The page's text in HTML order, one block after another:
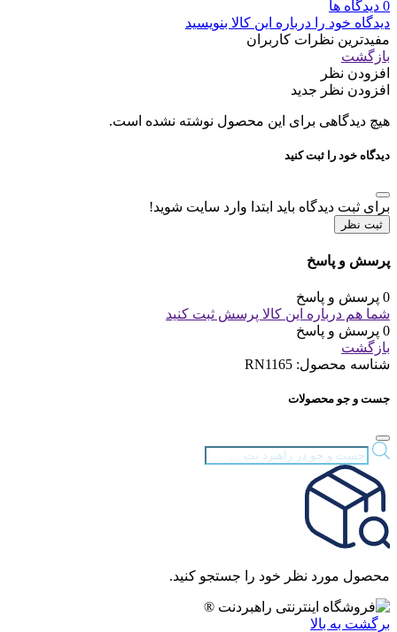
0 دیدگاه ها
دیدگاه خود را درباره این کالا بنویسید
مفیدترین نظرات کاربران
بازگشت
افزودن نظر
افزودن نظر جدید
هیچ دیدگاهی برای این محصول نوشته نشده است.
دیدگاه خود را ثبت کنید
برای ثبت دیدگاه باید ابتدا وارد سایت شوید!
ثبت نظر
پرسش و پاسخ
0 پرسش و پاسخ
شما هم درباره این کالا پرسش ثبت کنید
0 پرسش و پاسخ
بازگشت
شناسه محصول: RN1165
جست و جو محصولات
Products
search
محصول مورد نظر خود را جستجو کنید.
برگشت به بالا